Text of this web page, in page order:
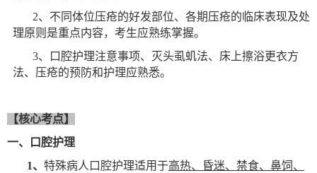
2、不同体位压疮的好发部位、各期压疮的临床表现及处
理原则是重点内容，考生应熟练掌握。
3、口腔护理注意事项、灭头虱虮法、床上擦浴更衣方
法、压疮的预防和护理应熟悉。
【核心考点】
一、口腔护理
1、 特殊病人口腔护理适用于高热、昏迷、禁食、鼻饲、